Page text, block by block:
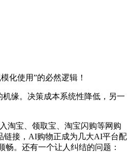
化使用”的必然逻辑！
缘。决策成本系统性降低，另一
淘宝、领取宝、淘宝闪购等网购
链接，AI购物正成为几大AI平台配
。还有一个让人纠结的问题：